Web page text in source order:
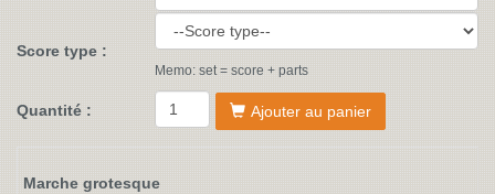
Score type :
Memo: set = score + parts
Quantité : Ajouter au panier
Marche grotesque